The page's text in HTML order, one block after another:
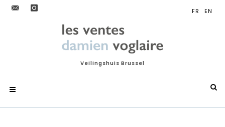
Veilingshuis Brussel